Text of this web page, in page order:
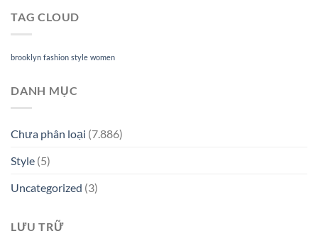
TAG CLOUD
brooklyn fashion style women
DANH MỤC
Chưa phân loại (7.886)
Style (5)
Uncategorized (3)
LƯU TRỮ